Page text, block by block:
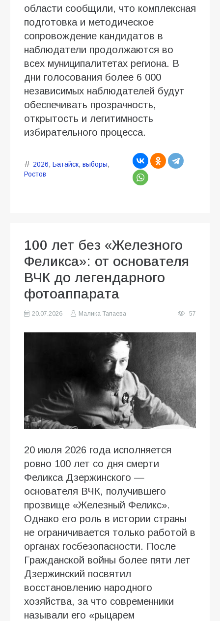
области сообщили, что комплексная
подготовка и методическое
сопровождение кандидатов в
наблюдатели продолжаются во
всех муниципалитетах региона. В
дни голосования более 6 000
независимых наблюдателей будут
обеспечивать прозрачность,
открытость и легитимность
избирательного процесса.
2026, Батайск, выборы,
Ростов
100 лет без «Железного
Феликса»: от основателя
ВЧК до легендарного
фотоаппарата
20.07.2026 Малика Тапаева 57
20 июля 2026 года исполняется
ровно 100 лет со дня смерти
Феликса Дзержинского —
основателя ВЧК, получившего
прозвище «Железный Феликс».
Однако его роль в истории страны
не ограничивается только работой в
органах госбезопасности. После
Гражданской войны более пяти лет
Дзержинский посвятил
восстановлению народного
хозяйства, за что современники
называли его «рыцарем